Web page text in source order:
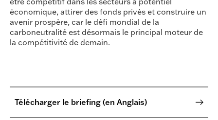
économique, attirer des fonds privés et construire un
avenir prospère, car le défi mondial de la
carboneutralité est désormais le principal moteur de
la compétitivité de demain.
Télécharger le briefing (en Anglais)